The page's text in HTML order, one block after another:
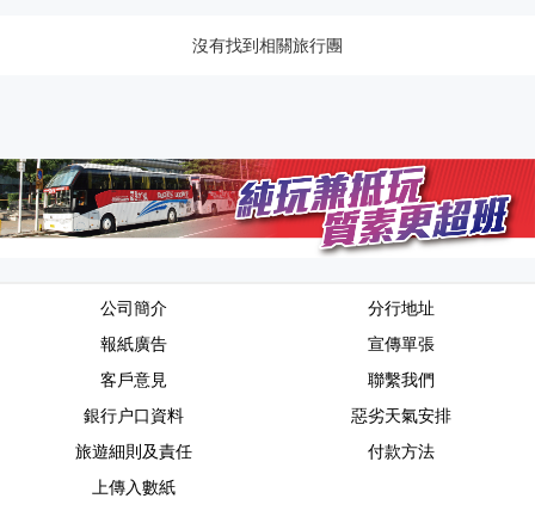
沒有找到相關旅行團
公司簡介
分行地址
報紙廣告
宣傳單張
客戶意見
聯繫我們
銀行户口資料
惡劣天氣安排
旅遊細則及責任
付款方法
上傳入數紙